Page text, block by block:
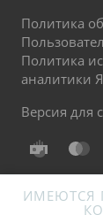
Политика
Политика
аналитики
Версия для
ИМЕЮТСЯ